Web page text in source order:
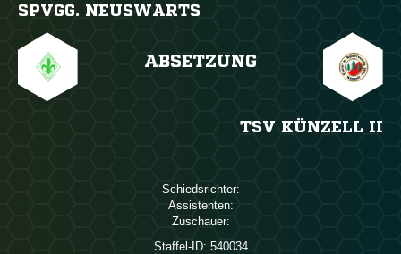
SPVGG. NEUSWARTS
ABSETZUNG
TSV KÜNZELL II
Schiedsrichter:
Assistenten:
Zuschauer:
Staffel-ID: 540034